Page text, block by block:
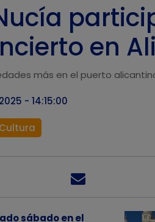
en
más en el puerto
- 14:15:00
Cultura
sábado en el